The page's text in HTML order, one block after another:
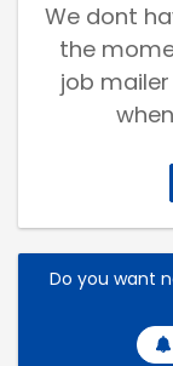
We dont
the
job
Do you want